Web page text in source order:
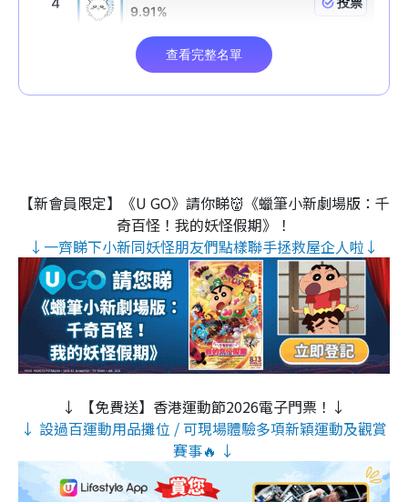
【新會員限定】《U GO》請你睇👹《蠟筆小新劇場版：千
奇百怪！我的妖怪假期》！
↓一齊睇下小新同妖怪朋友們點樣聯手拯救屋企人啦↓
↓ 【免費送】香港運動節2026電子門票！↓
↓ 設過百運動用品攤位 / 可現場體驗多項新穎運動及觀賞
賽事🔥 ↓